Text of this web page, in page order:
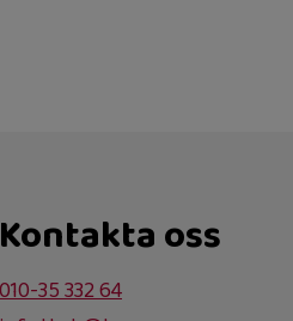
Kontakta oss
010-35 332 64